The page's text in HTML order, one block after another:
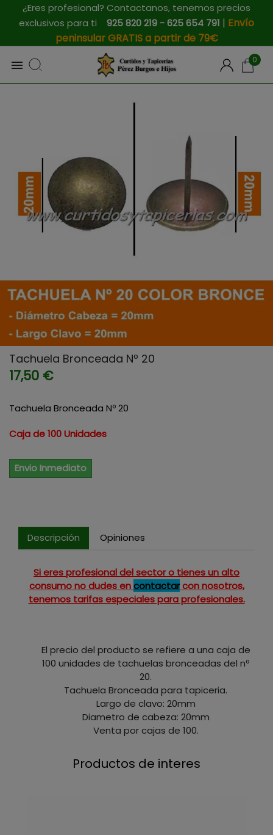
¿Eres profesional? Contactanos, tenemos precios
exclusivos para ti 925 820 219 - 625 654 791 | Envío
peninsular GRATIS a partir de 79€
 0
Tachuela Bronceada Nº 20
17,50 €
Tachuela Bronceada Nº 20
Caja de 100 Unidades
Envio Inmediato
Descripción Opiniones
Si eres profesional del sector o tienes un alto
consumo no dudes encontactarcon nosotros,
tenemos tarifas especiales para profesionales.
El precio del producto se refiere a una caja de
100 unidades de tachuelas bronceadas del nº
20.
Tachuela Bronceada para tapiceria.
Largo de clavo: 20mm
Diametro de cabeza: 20mm
Venta por cajas de 100.
Productos de interes